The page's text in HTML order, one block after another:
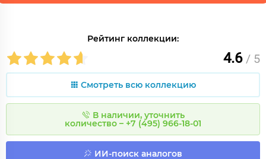
Рейтинг коллекции:
4.6 / 5
Смотреть всю коллекцию
В наличии, уточнить
количество – +7 (495) 966-18-01
ИИ-поиск аналогов